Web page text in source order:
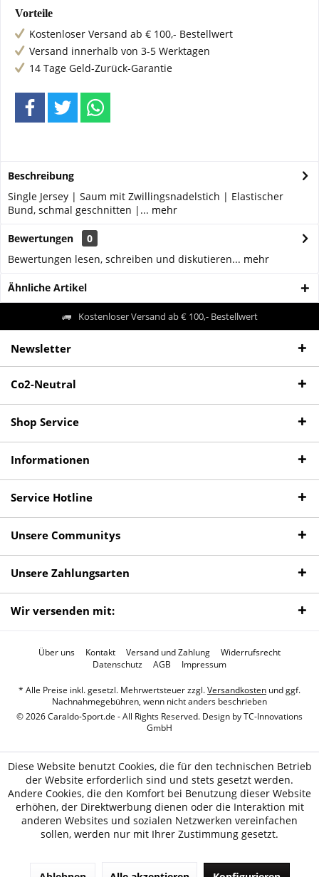
Vorteile
Kostenloser Versand ab € 100,- Bestellwert
Versand innerhalb von 3-5 Werktagen
14 Tage Geld-Zurück-Garantie
Beschreibung
Single Jersey | Saum mit Zwillingsnadelstich | Elastischer
Bund, schmal geschnitten |... mehr
Bewertungen
0
Bewertungen lesen, schreiben und diskutieren... mehr
Ähnliche Artikel
Kostenloser Versand ab € 100,- Bestellwert
Newsletter
Co2-Neutral
Shop Service
Informationen
Service Hotline
Unsere Communitys
Unsere Zahlungsarten
Wir versenden mit:
Über uns Kontakt Versand und Zahlung
Widerrufsrecht
Datenschutz
AGB Impressum
* Alle Preise inkl. gesetzl. Mehrwertsteuer zzgl.Versandkosten und ggf.
Nachnahmegebühren, wenn nicht anders beschrieben
© 2026 Caraldo-Sport.de - All Rights Reserved. Design byTC-Innovations
GmbH
Diese Website benutzt Cookies, die für den technischen Betrieb
der Website erforderlich sind und stets gesetzt werden.
Andere Cookies, die den Komfort bei Benutzung dieser Website
erhöhen, der Direktwerbung dienen oder die Interaktion mit
anderen Websites und sozialen Netzwerken vereinfachen
sollen, werden nur mit Ihrer Zustimmung gesetzt.